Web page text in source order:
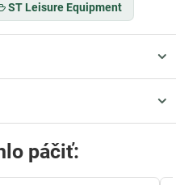
ST Leisure Equipment
páčiť: